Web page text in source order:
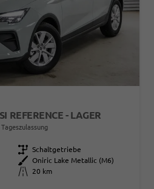
REFERENCE - LAGER
Getriebe Schaltgetriebe
Außenfarbe
Oniric Lake Metallic (M6)
Kilometerstand
20 km